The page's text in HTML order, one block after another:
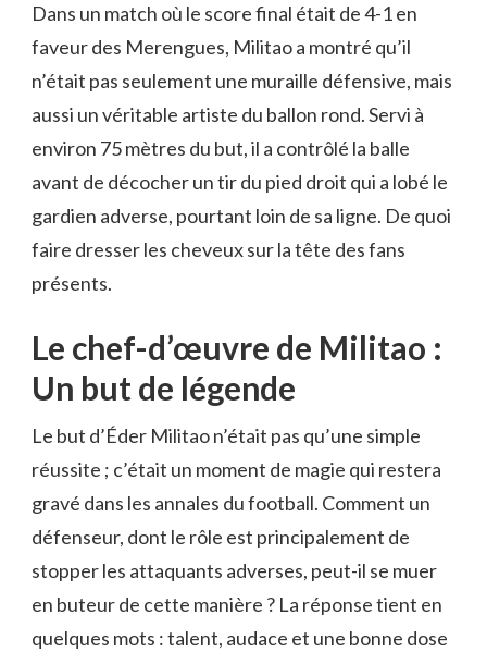
Dans un match où le score final était de 4-1 en
faveur des Merengues, Militao a montré qu’il
n’était pas seulement une muraille défensive, mais
aussi un véritable artiste du ballon rond. Servi à
environ 75 mètres du but, il a contrôlé la balle
avant de décocher un tir du pied droit qui a lobé le
gardien adverse, pourtant loin de sa ligne. De quoi
faire dresser les cheveux sur la tête des fans
présents.
Le chef-d’œuvre de Militao :
Un but de légende
Le but d’Éder Militao n’était pas qu’une simple
réussite ; c’était un moment de magie qui restera
gravé dans les annales du football. Comment un
défenseur, dont le rôle est principalement de
stopper les attaquants adverses, peut-il se muer
en buteur de cette manière ? La réponse tient en
quelques mots : talent, audace et une bonne dose